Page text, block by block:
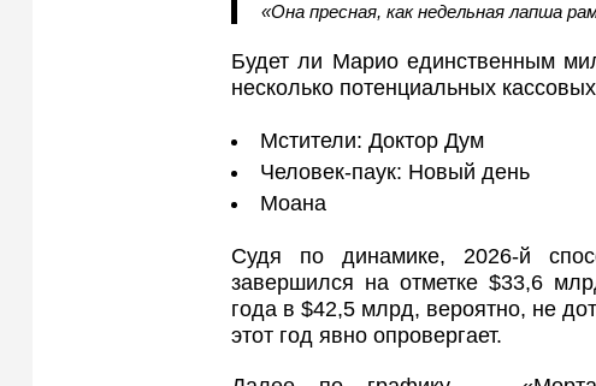
«Она пресная, как недельная лапша
Будет ли Марио единственным
несколько потенциальных
Мстители: Доктор Дум
Человек-паук: Новый день
Моана
Судя по динамике, 2026-й
завершился на отметке $33,6
года в $42,5 млрд, вероятно, не
этот год явно опровергает.